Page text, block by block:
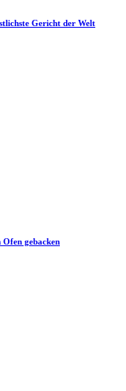
Gericht der Welt
gebacken